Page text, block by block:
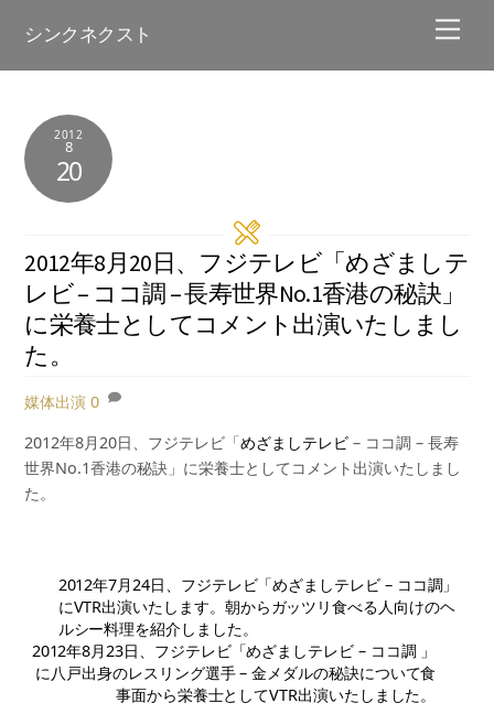
シンクネクスト
2012
8
20
2012年8月20日、フジテレビ「めざましテ
レビ – ココ調 – 長寿世界No.1香港の秘訣」
に栄養士としてコメント出演いたしまし
た。
媒体出演 0
2012年8月20日、フジテレビ「めざましテレビ – ココ調 – 長寿
世界No.1香港の秘訣」に栄養士としてコメント出演いたしまし
た。
2012年7月24日、フジテレビ「めざましテレビ – ココ調」
にVTR出演いたします。朝からガッツリ食べる人向けのヘ
ルシー料理を紹介しました。
2012年8月23日、フジテレビ「めざましテレビ – ココ調 」
に八戸出身のレスリング選手 – 金メダルの秘訣について食
事面から栄養士としてVTR出演いたしました。